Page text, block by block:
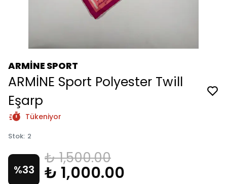
ARMİNE SPORT
ARMİNE Sport Polyester Twill
Eşarp
Tükeniyor
Stok: 2
%33
₺ 1,500.00
₺ 1,000.00